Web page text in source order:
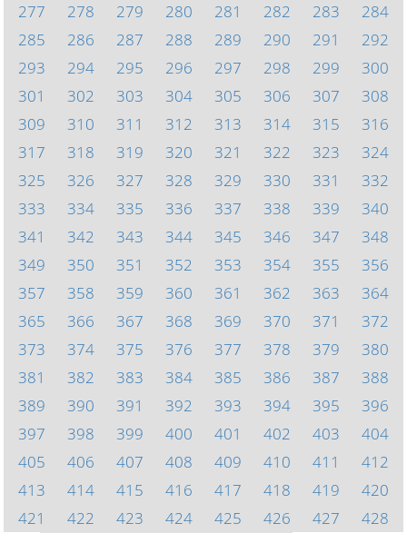
277
278 279 280 281 282 283
284
285
286 287 288 289 290 291
292
293
294 295 296 297 298 299
300
301
302 303 304 305 306 307
308
309
310 311 312 313 314 315
316
317
318 319 320 321 322 323
324
325
326 327 328 329 330 331
332
333
334 335 336 337 338 339
340
341
342 343 344 345 346 347
348
349
350 351 352 353 354 355
356
357
358 359 360 361 362 363
364
365
366 367 368 369 370 371
372
373
374 375 376 377 378 379
380
381
382 383 384 385 386 387
388
389
390 391 392 393 394 395
396
397
398 399 400 401 402 403
404
405
406 407 408 409 410 411
412
413
414 415 416 417 418 419
420
421
422 423 424 425 426 427 428